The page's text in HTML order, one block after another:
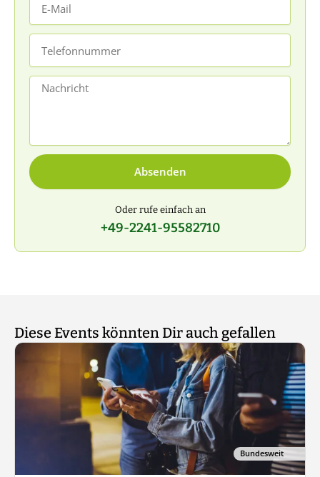
Mail
Nachricht
Absenden
Oder rufe einfach an
+49-2241-95582710
Diese Events könnten Dir auch gefallen
Bundesweit